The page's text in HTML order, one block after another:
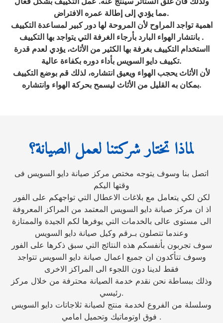
مما يؤدي إلى إطالة عمره الافتراض.
اهمية تواجد المراوح لأن المروحة لها دور كبير لمساعدة التكييف
بانتشار الهواء البارد بأرجاء الغرفة التي يتواجد بها التكييف .
ااستخدام التكييف بغرفة بها الكثير من الأثاث، يؤدي لعدم قدرة
تكييف دايو السويس بأداء دوره بكفاءة عالية.
لأن الأثاث يحجب الهواء ويعيق انتشاره، لذلك قم بوضع التكييف
بمكان به القليل من الأثاث ليسمح بحركة الهواء وانتشاره.
لماذا تختار شركتنا لعمل الصيانة؟
اتصل بنا وسوف يتوجه مختص مركز صيانة دايو السويس فى
وقتها اليكم
لكن لكي يتعامل مع بلاغات الاعطال التي تواجهكم على الفور
اذ ان مركز صيانة دايو السويس المعتمد من المراكز المعروفة
الى مستوى عالى بالخدمات التي يوفرها لكم الجيدة والممتازة
وعندما تتصلون بـرقم وكيل صيانة دايو السويس
سوف تجربون بأنفسكم هذه النتائج التي سبق ذكرها على الفور
وسوف تتأكدون ان جميع اعمال صيانة دايو السويس تتواجد
فقط لدينا دون اللجوء الى المراكز الاخرى
وذلك ببساطة نحن نقدم خدمة الصيانة محترفة من خلال مركز
رئيسي.
وسلسلة من الفروع لخدمة منتج لصيانة ثلاجاتات دايو السويس
فوق اوتوماتيك وتحميل امامي .